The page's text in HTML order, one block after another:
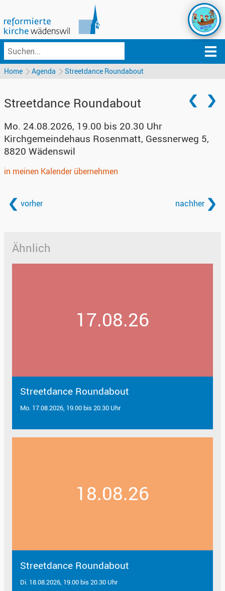
Home Agenda Streetdance Roundabout
Streetdance Roundabout
Mo. 24.08.2026, 19.00 bis 20.30 Uhr
Kirchgemeindehaus Rosenmatt, Gessnerweg 5,
8820 Wädenswil
in meinen Kalender übernehmen
vorher nachher
Ähnlich
17.08.26
Streetdance Roundabout
Mo. 17.08.2026, 19.00 bis 20.30 Uhr
18.08.26
Streetdance Roundabout
Di. 18.08.2026, 19.00 bis 20.30 Uhr